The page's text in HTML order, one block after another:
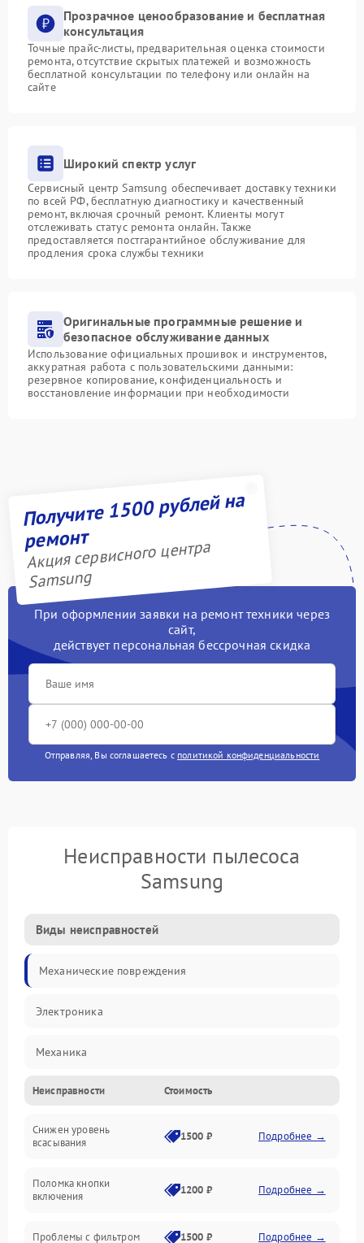
Прозрачное ценообразование и бесплатная
консультация
Точные прайс-листы, предварительная оценка стоимости
ремонта, отсутствие скрытых платежей и возможность
бесплатной консультации по телефону или онлайн на
сайте
Широкий спектр услуг
Сервисный центр Samsung обеспечивает доставку техники
по всей РФ, бесплатную диагностику и качественный
ремонт, включая срочный ремонт. Клиенты могут
отслеживать статус ремонта онлайн. Также
предоставляется постгарантийное обслуживание для
продления срока службы техники
Оригинальные программные решение и
безопасное обслуживание данных
Использование официальных прошивок и инструментов,
аккуратная работа с пользовательскими данными:
резервное копирование, конфиденциальность и
восстановление информации при необходимости
Получите 1500 рублей на
ремонт
Акция сервисного центра
Samsung
При оформлении заявки на ремонт техники через
сайт,
действует персональная бессрочная скидка
Отправляя, Вы соглашаетесь с политикой конфиденциальности
Неисправности пылесоса
Samsung
Виды неисправностей
Механические повреждения
Электроника
Механика
Электропитание
Всасывание
Неисправности Стоимость
Снижен уровень
всасывания
1500 ₽ Подробнее →
Поломка кнопки
включения
1200 ₽ Подробнее →
Проблемы с фильтром 1500 ₽ Подробнее →